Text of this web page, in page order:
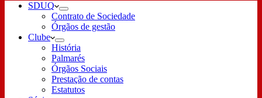
SDUQ
Contrato de Sociedade
Órgãos de gestão
Clube
História
Palmarés
Órgãos Sociais
Prestação de contas
Estatutos